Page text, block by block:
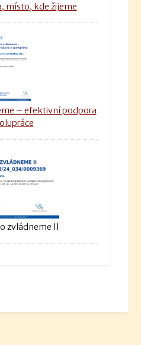
místo, kde žijeme
– efektivní podpora
zvládneme II